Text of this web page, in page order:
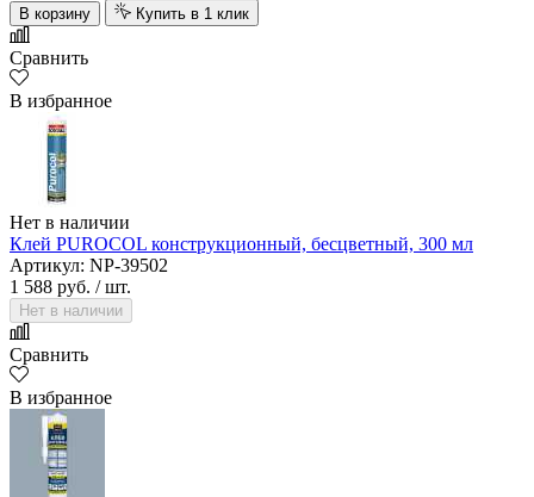
В корзину Купить в 1 клик
Сравнить
В избранное
Нет в наличии
Клей PUROCOL конструкционный, бесцветный, 300 мл
Артикул: NP-39502
1 588 руб. / шт.
Нет в наличии
Сравнить
В избранное